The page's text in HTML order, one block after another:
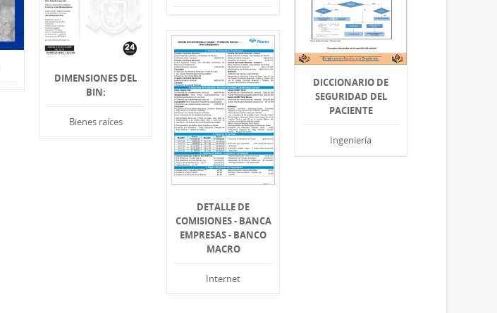
DIMENSIONES DEL
BIN:
Bienes raíces
DICCIONARIO DE
SEGURIDAD DEL
PACIENTE
Ingeniería
DETALLE DE
COMISIONES - BANCA
EMPRESAS - BANCO
MACRO
Internet